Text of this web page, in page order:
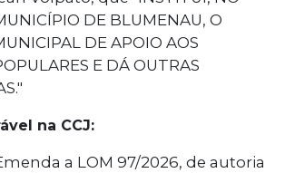
DE BLUMENAU, O
DE APOIO AOS
E DÁ OUTRAS
na CCJ:
a LOM 97/2026, de autoria